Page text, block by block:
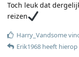
Toch leuk dat
reizen
Harry_Vandsome
Erik1968 heeft